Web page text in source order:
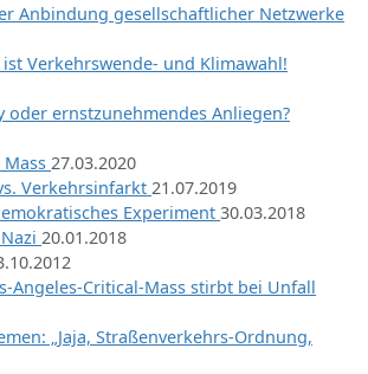
Anbindung gesellschaftlicher Netzwerke
Verkehrswende- und Klimawahl!
oder ernstzunehmendes Anliegen?
27.03.2020
Verkehrsinfarkt 21.07.2019
Experiment 30.03.2018
20.01.2018
Angeles-Critical-Mass stirbt bei Unfall
„Jaja, Straßenverkehrs-Ordnung,